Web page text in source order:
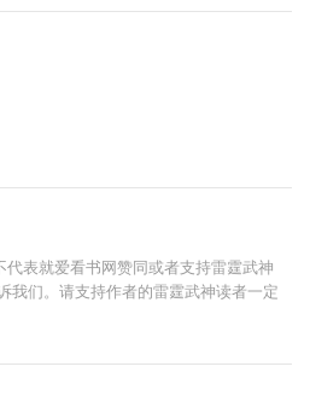
表就爱看书网赞同或者支持雷霆武神
我们。请支持作者的雷霆武神读者一定